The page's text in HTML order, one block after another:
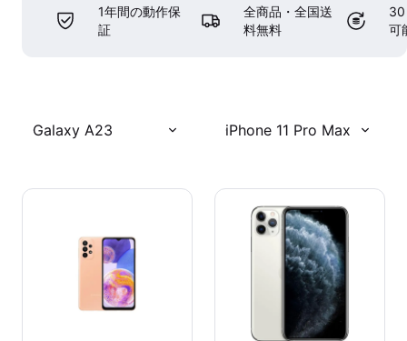
1年間の動作保
証
全商品・全国送
料無料
30
可
Galaxy A23 iPhone 11 Pro Max